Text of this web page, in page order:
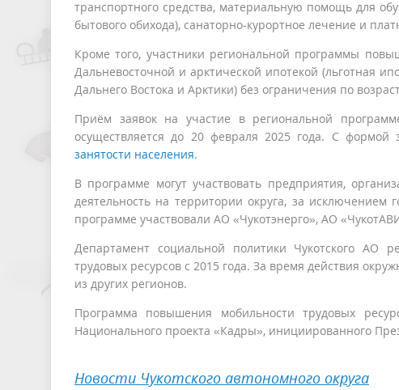
транспортного средства, материальную помощь для
бытового обихода), санаторно-курортное лечение и
Кроме того, участники региональной программы
Дальневосточной и арктической ипотекой (льготная
Дальнего Востока и Арктики) без ограничения по
Приём заявок на участие в региональной
осуществляется до 20 февраля 2025 года. С
занятости населения.
В программе могут участвовать предприятия,
деятельность на территории округа, за
программе участвовали АО «Чукотэнерго», АО
Департамент социальной политики Чукотского АО
трудовых ресурсов с 2015 года. За время действия
из других регионов.
Программа повышения мобильности трудовых
Национального проекта «Кадры», инициированного
Новости Чукотского автономного округа